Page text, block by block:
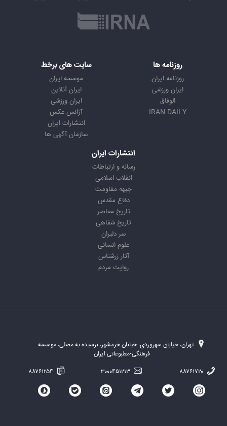
روزنامه ها
روزنامه ایران
ایران ورزشی
الوفاق
IRAN DAILY
سایت های برخط
موسسه ایران
ایران آنلاین
ایران ورزشی
آژانس عکس
انتشارات ایران
سازمان آگهی ها
انتشارات ایران
رسانه و ارتباطات
انقلاب اسلامی
جبهه مقاومت
دفاع مقدس
تاریخ معاصر
تاریخ شفاهی
سر دلبران
علوم انسانی
آثار زرشناس
روایت مردم
تهران، خیابان سهروردی، خیابان خرمشهر، نرسیده به مصلی، موسسه
فرهنگی-مطبوعاتی ایران